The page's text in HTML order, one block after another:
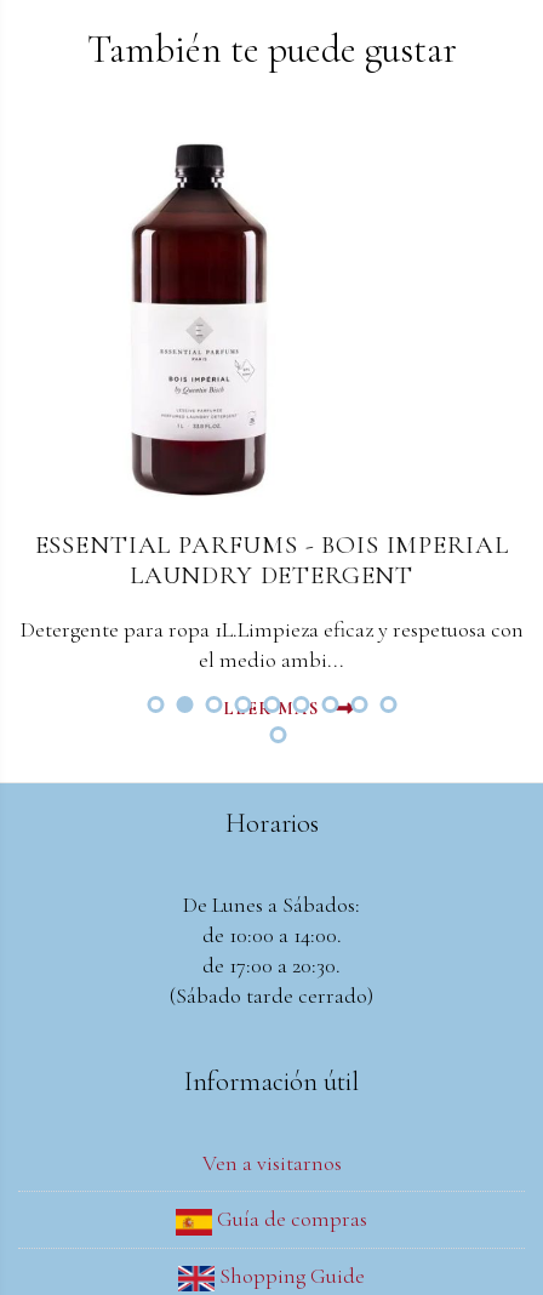
También te puede gustar
ESSENTIAL PARFUMS - BOIS IMPERIAL
LAUNDRY DETERGENT
Detergente para ropa 1L.Limpieza eficaz y respetuosa con
el medio ambi...
LEER MAS
Horarios
De Lunes a Sábados:
de 10:00 a 14:00.
de 17:00 a 20:30.
(Sábado tarde cerrado)
Información útil
Ven a visitarnos
Guía de compras
Shopping Guide